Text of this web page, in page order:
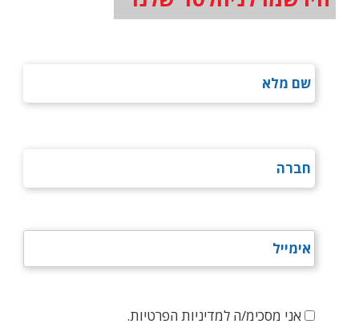
אני מסכימ/ה למדיניות הפרטיות.